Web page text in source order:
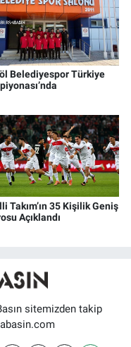
Belediyespor Türkiye
Takım’ın 35 Kişilik Geniş
Açıklandı
sitemizden takip